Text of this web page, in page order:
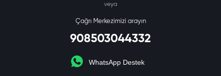
veya
Çağrı Merkezimizi arayın
908503044332
WhatsApp Destek